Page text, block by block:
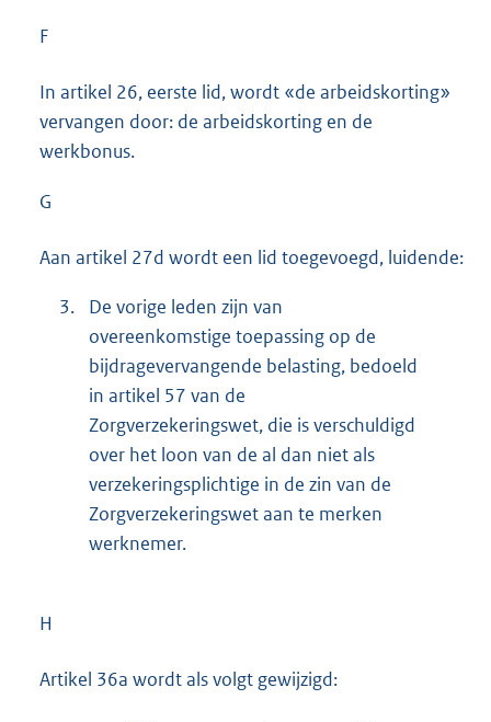
F
In artikel 26, eerste lid, wordt «de arbeidskorting»
vervangen door: de arbeidskorting en de
werkbonus.
G
Aan artikel 27d wordt een lid toegevoegd, luidende:
3.
De vorige leden zijn van
overeenkomstige toepassing op de
bijdragevervangende belasting, bedoeld
in artikel 57 van de
Zorgverzekeringswet, die is verschuldigd
over het loon van de al dan niet als
verzekeringsplichtige in de zin van de
Zorgverzekeringswet aan te merken
werknemer.
H
Artikel 36a wordt als volgt gewijzigd: